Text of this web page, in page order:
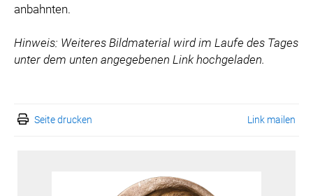
anbahnten.
Hinweis: Weiteres Bildmaterial wird im Laufe des Tages
unter dem unten angegebenen Link hochgeladen.
Seite drucken Link mailen